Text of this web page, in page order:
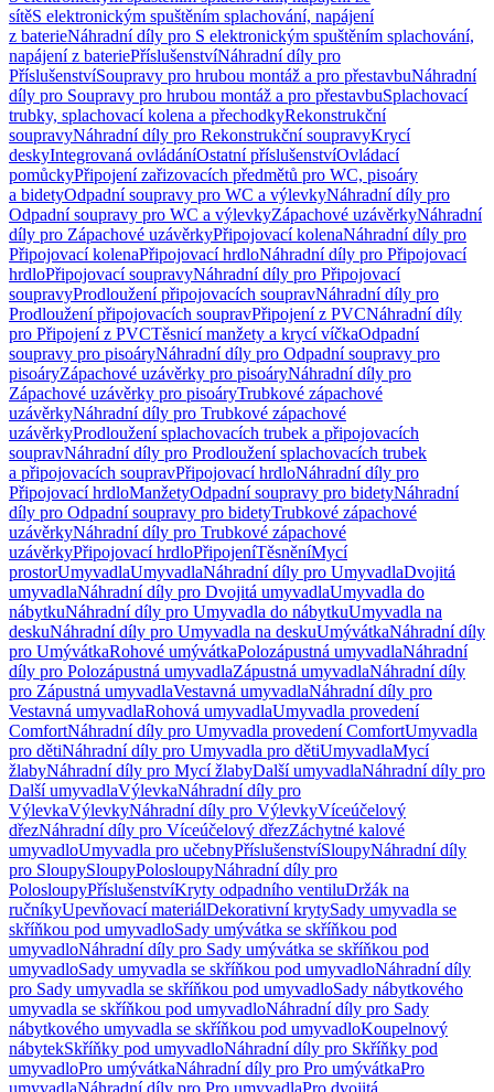
sítěS elektronickým spuštěním splachování, napájení
z baterieNáhradní díly pro S elektronickým spuštěním splachování,
napájení z bateriePříslušenstvíNáhradní díly pro
PříslušenstvíSoupravy pro hrubou montáž a pro přestavbuNáhradní
díly pro Soupravy pro hrubou montáž a pro přestavbuSplachovací
trubky, splachovací kolena a přechodkyRekonstrukční
soupravyNáhradní díly pro Rekonstrukční soupravyKrycí
deskyIntegrovaná ovládáníOstatní příslušenstvíOvládací
pomůckyPřipojení zařizovacích předmětů pro WC, pisoáry
a bidetyOdpadní soupravy pro WC a výlevkyNáhradní díly pro
Odpadní soupravy pro WC a výlevkyZápachové uzávěrkyNáhradní
díly pro Zápachové uzávěrkyPřipojovací kolenaNáhradní díly pro
Připojovací kolenaPřipojovací hrdloNáhradní díly pro Připojovací
hrdloPřipojovací soupravyNáhradní díly pro Připojovací
soupravyProdloužení připojovacích soupravNáhradní díly pro
Prodloužení připojovacích soupravPřipojení z PVCNáhradní díly
pro Připojení z PVCTěsnicí manžety a krycí víčkaOdpadní
soupravy pro pisoáryNáhradní díly pro Odpadní soupravy pro
pisoáryZápachové uzávěrky pro pisoáryNáhradní díly pro
Zápachové uzávěrky pro pisoáryTrubkové zápachové
uzávěrkyNáhradní díly pro Trubkové zápachové
uzávěrkyProdloužení splachovacích trubek a připojovacích
soupravNáhradní díly pro Prodloužení splachovacích trubek
a připojovacích soupravPřipojovací hrdloNáhradní díly pro
Připojovací hrdloManžetyOdpadní soupravy pro bidetyNáhradní
díly pro Odpadní soupravy pro bidetyTrubkové zápachové
uzávěrkyNáhradní díly pro Trubkové zápachové
uzávěrkyPřipojovací hrdloPřipojeníTěsněníMycí
prostorUmyvadlaUmyvadlaNáhradní díly pro UmyvadlaDvojitá
umyvadlaNáhradní díly pro Dvojitá umyvadlaUmyvadla do
nábytkuNáhradní díly pro Umyvadla do nábytkuUmyvadla na
deskuNáhradní díly pro Umyvadla na deskuUmývátkaNáhradní díly
pro UmývátkaRohové umývátkaPolozápustná umyvadlaNáhradní
díly pro Polozápustná umyvadlaZápustná umyvadlaNáhradní díly
pro Zápustná umyvadlaVestavná umyvadlaNáhradní díly pro
Vestavná umyvadlaRohová umyvadlaUmyvadla provedení
ComfortNáhradní díly pro Umyvadla provedení ComfortUmyvadla
pro dětiNáhradní díly pro Umyvadla pro dětiUmyvadlaMycí
žlabyNáhradní díly pro Mycí žlabyDalší umyvadlaNáhradní díly pro
Další umyvadlaVýlevkaNáhradní díly pro
VýlevkaVýlevkyNáhradní díly pro VýlevkyVíceúčelový
dřezNáhradní díly pro Víceúčelový dřezZáchytné kalové
umyvadloUmyvadla pro učebnyPříslušenstvíSloupyNáhradní díly
pro SloupySloupyPolosloupyNáhradní díly pro
PolosloupyPříslušenstvíKryty odpadního ventiluDržák na
ručníkyUpevňovací materiálDekorativní krytySady umyvadla se
skříňkou pod umyvadloSady umývátka se skříňkou pod
umyvadloNáhradní díly pro Sady umývátka se skříňkou pod
umyvadloSady umyvadla se skříňkou pod umyvadloNáhradní díly
pro Sady umyvadla se skříňkou pod umyvadloSady nábytkového
umyvadla se skříňkou pod umyvadloNáhradní díly pro Sady
nábytkového umyvadla se skříňkou pod umyvadloKoupelnový
nábytekSkříňky pod umyvadloNáhradní díly pro Skříňky pod
umyvadloPro umývátkaNáhradní díly pro Pro umývátkaPro
umyvadlaNáhradní díly pro Pro umyvadlaPro dvojitá